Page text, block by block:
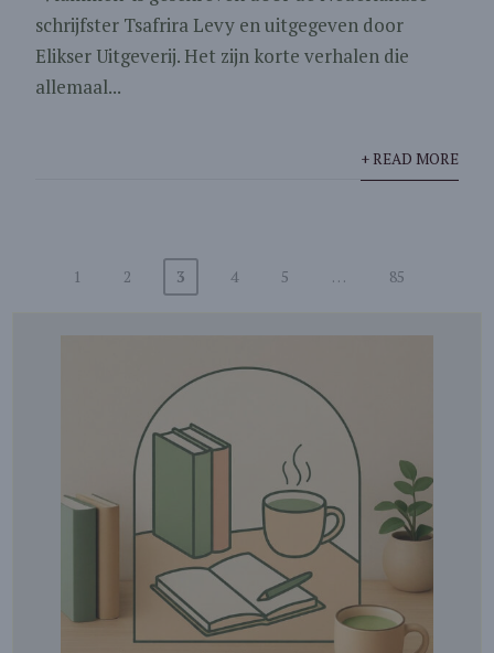
schrijfster Tsafrira Levy en uitgegeven door
Elikser Uitgeverij. Het zijn korte verhalen die
allemaal...
+ READ MORE
paginering
1 2 3 4 5 … 85